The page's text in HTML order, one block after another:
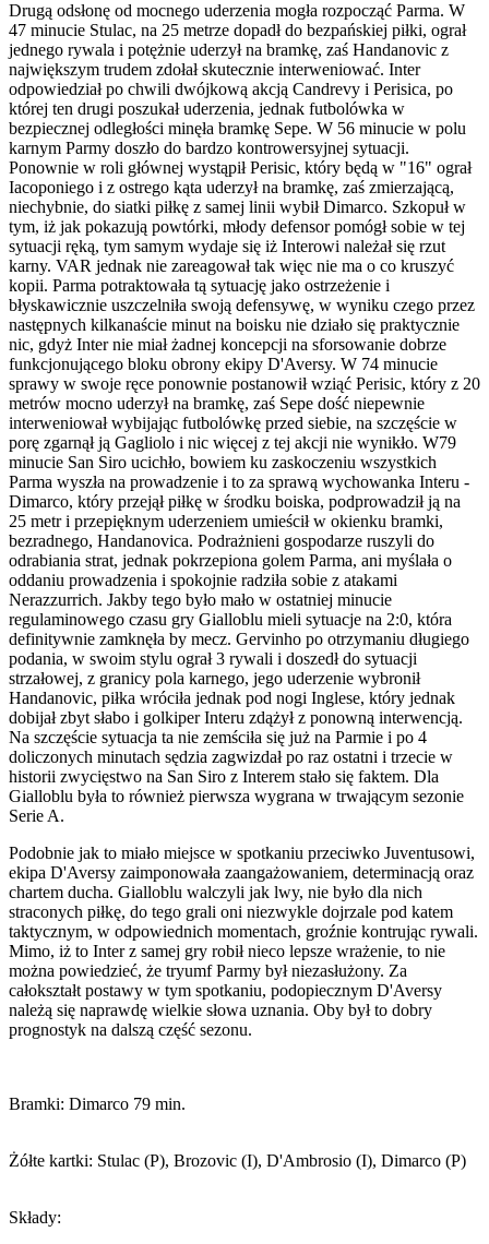
Drugą odsłonę od mocnego uderzenia mogła rozpocząć Parma. W
47 minucie Stulac, na 25 metrze dopadł do bezpańskiej piłki, ograł
jednego rywala i potężnie uderzył na bramkę, zaś Handanovic z
największym trudem zdołał skutecznie interweniować. Inter
odpowiedział po chwili dwójkową akcją Candrevy i Perisica, po
której ten drugi poszukał uderzenia, jednak futbolówka w
bezpiecznej odległości minęła bramkę Sepe. W 56 minucie w polu
karnym Parmy doszło do bardzo kontrowersyjnej sytuacji.
Ponownie w roli głównej wystąpił Perisic, który będą w "16" ograł
Iacoponiego i z ostrego kąta uderzył na bramkę, zaś zmierzającą,
niechybnie, do siatki piłkę z samej linii wybił Dimarco. Szkopuł w
tym, iż jak pokazują powtórki, młody defensor pomógł sobie w tej
sytuacji ręką, tym samym wydaje się iż Interowi należał się rzut
karny. VAR jednak nie zareagował tak więc nie ma o co kruszyć
kopii. Parma potraktowała tą sytuację jako ostrzeżenie i
błyskawicznie uszczelniła swoją defensywę, w wyniku czego przez
następnych kilkanaście minut na boisku nie działo się praktycznie
nic, gdyż Inter nie miał żadnej koncepcji na sforsowanie dobrze
funkcjonującego bloku obrony ekipy D'Aversy. W 74 minucie
sprawy w swoje ręce ponownie postanowił wziąć Perisic, który z 20
metrów mocno uderzył na bramkę, zaś Sepe dość niepewnie
interweniował wybijając futbolówkę przed siebie, na szczęście w
porę zgarnął ją Gagliolo i nic więcej z tej akcji nie wynikło. W79
minucie San Siro ucichło, bowiem ku zaskoczeniu wszystkich
Parma wyszła na prowadzenie i to za sprawą wychowanka Interu -
Dimarco, który przejął piłkę w środku boiska, podprowadził ją na
25 metr i przepięknym uderzeniem umieścił w okienku bramki,
bezradnego, Handanovica. Podrażnieni gospodarze ruszyli do
odrabiania strat, jednak pokrzepiona golem Parma, ani myślała o
oddaniu prowadzenia i spokojnie radziła sobie z atakami
Nerazzurrich. Jakby tego było mało w ostatniej minucie
regulaminowego czasu gry Gialloblu mieli sytuacje na 2:0, która
definitywnie zamknęła by mecz. Gervinho po otrzymaniu długiego
podania, w swoim stylu ograł 3 rywali i doszedł do sytuacji
strzałowej, z granicy pola karnego, jego uderzenie wybronił
Handanovic, piłka wróciła jednak pod nogi Inglese, który jednak
dobijał zbyt słabo i golkiper Interu zdążył z ponowną interwencją.
Na szczęście sytuacja ta nie zemściła się już na Parmie i po 4
doliczonych minutach sędzia zagwizdał po raz ostatni i trzecie w
historii zwycięstwo na San Siro z Interem stało się faktem. Dla
Gialloblu była to również pierwsza wygrana w trwającym sezonie
Serie A.
Podobnie jak to miało miejsce w spotkaniu przeciwko Juventusowi,
ekipa D'Aversy zaimponowała zaangażowaniem, determinacją oraz
chartem ducha. Gialloblu walczyli jak lwy, nie było dla nich
straconych piłkę, do tego grali oni niezwykle dojrzale pod katem
taktycznym, w odpowiednich momentach, groźnie kontrując rywali.
Mimo, iż to Inter z samej gry robił nieco lepsze wrażenie, to nie
można powiedzieć, że tryumf Parmy był niezasłużony. Za
całokształt postawy w tym spotkaniu, podopiecznym D'Aversy
należą się naprawdę wielkie słowa uznania. Oby był to dobry
prognostyk na dalszą część sezonu.
Bramki: Dimarco 79 min.
Żółte kartki: Stulac (P), Brozovic (I), D'Ambrosio (I), Dimarco (P)
Składy: